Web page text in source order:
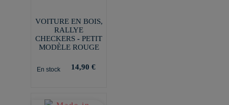
VOITURE EN BOIS,
RALLYE
CHECKERS - PETIT
MODÈLE ROUGE
En stock 14,90 €